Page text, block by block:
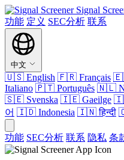
Signal
功能 定义 SEC分析 联系
中文
🇺🇸 English 🇫🇷 Français
Italiano 🇵🇹 Português 🇳🇱
🇸🇪 Svenska 🇮🇪 Gaeilge
어 🇮🇩 Indonesia 🇮🇳हिन्दी
功能 SEC分析 联系 隐私 条